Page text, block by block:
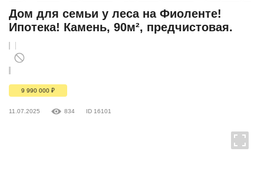
Дом для семьи у леса на Фиоленте!
Ипотека! Камень, 90м², предчистовая.
9 990 000 ₽
11.07.2025 834 ID 16101